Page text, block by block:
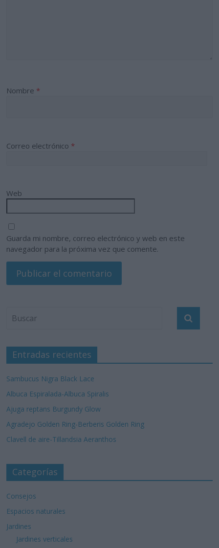
Nombre *
Correo electrónico *
Web
Guarda mi nombre, correo electrónico y web en este
navegador para la próxima vez que comente.
Entradas recientes
Sambucus Nigra Black Lace
Albuca Espiralada-Albuca Spiralis
Ajuga reptans Burgundy Glow
Agradejo Golden Ring-Berberis Golden Ring
Clavell de aire-Tillandsia Aeranthos
Categorías
Consejos
Espacios naturales
Jardines
Jardines verticales